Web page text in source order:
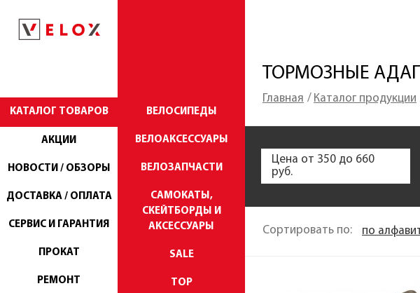
КАТАЛОГ ТОВАРОВ
АКЦИИ
НОВОСТИ / ОБЗОРЫ
ДОСТАВКА / ОПЛАТА
СЕРВИС И ГАРАНТИЯ
ПРОКАТ
РЕМОНТ
ВЕЛОСИПЕДЫ
ВЕЛОАКСЕССУАРЫ
ВЕЛОЗАПЧАСТИ
САМОКАТЫ,
СКЕЙТБОРДЫ И
АКСЕССУАРЫ
SALE
TOP
ТОРМОЗНЫЕ
Главная Каталог продукции
Цена от 350 до 660
руб.
Сортировать по: по